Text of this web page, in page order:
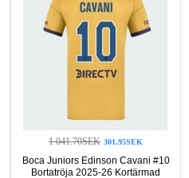
1 041.70SEK 301.95SEK
Boca Juniors Edinson Cavani #10
Bortatröja 2025-26 Kortärmad